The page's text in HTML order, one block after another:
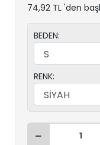
74,92 TL 'den
BEDEN:
RENK: